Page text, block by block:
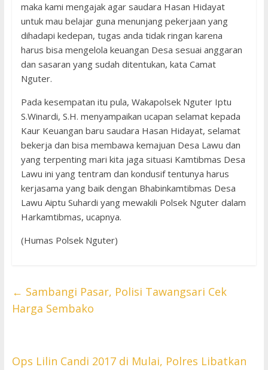
maka kami mengajak agar saudara Hasan Hidayat
untuk mau belajar guna menunjang pekerjaan yang
dihadapi kedepan, tugas anda tidak ringan karena
harus bisa mengelola keuangan Desa sesuai anggaran
dan sasaran yang sudah ditentukan, kata Camat
Nguter.
Pada kesempatan itu pula, Wakapolsek Nguter Iptu
S.Winardi, S.H. menyampaikan ucapan selamat kepada
Kaur Keuangan baru saudara Hasan Hidayat, selamat
bekerja dan bisa membawa kemajuan Desa Lawu dan
yang terpenting mari kita jaga situasi Kamtibmas Desa
Lawu ini yang tentram dan kondusif tentunya harus
kerjasama yang baik dengan Bhabinkamtibmas Desa
Lawu Aiptu Suhardi yang mewakili Polsek Nguter dalam
Harkamtibmas, ucapnya.
(Humas Polsek Nguter)
← Sambangi Pasar, Polisi Tawangsari Cek
Harga Sembako
Ops Lilin Candi 2017 di Mulai, Polres Libatkan